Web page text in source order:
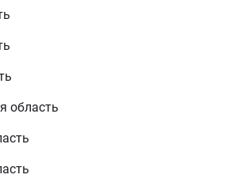
область